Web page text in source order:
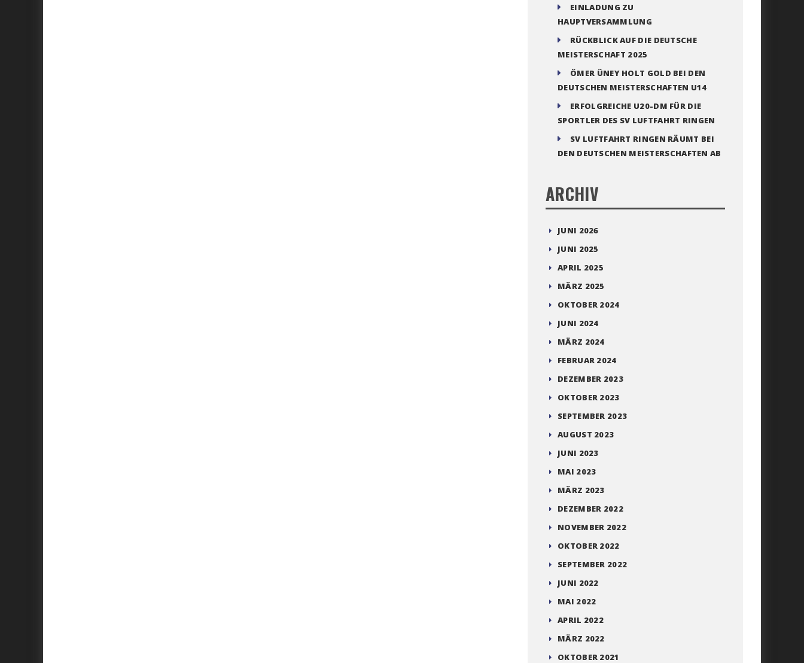
EINLADUNG ZU
HAUPTVERSAMMLUNG
RÜCKBLICK AUF DIE DEUTSCHE
MEISTERSCHAFT 2025
ÖMER ÜNEY HOLT GOLD BEI DEN
DEUTSCHEN MEISTERSCHAFTEN U14
ERFOLGREICHE U20-DM FÜR DIE
SPORTLER DES SV LUFTFAHRT RINGEN
SV LUFTFAHRT RINGEN RÄUMT BEI
DEN DEUTSCHEN MEISTERSCHAFTEN AB
ARCHIV
JUNI 2026
JUNI 2025
APRIL 2025
MÄRZ 2025
OKTOBER 2024
JUNI 2024
MÄRZ 2024
FEBRUAR 2024
DEZEMBER 2023
OKTOBER 2023
SEPTEMBER 2023
AUGUST 2023
JUNI 2023
MAI 2023
MÄRZ 2023
DEZEMBER 2022
NOVEMBER 2022
OKTOBER 2022
SEPTEMBER 2022
JUNI 2022
MAI 2022
APRIL 2022
MÄRZ 2022
OKTOBER 2021